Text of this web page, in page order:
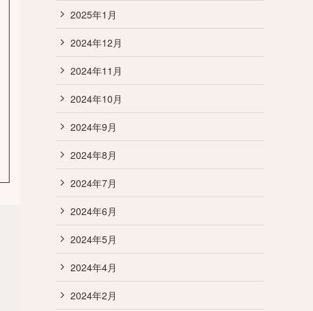
2025年1月
2024年12月
2024年11月
2024年10月
2024年9月
2024年8月
2024年7月
2024年6月
2024年5月
2024年4月
2024年2月